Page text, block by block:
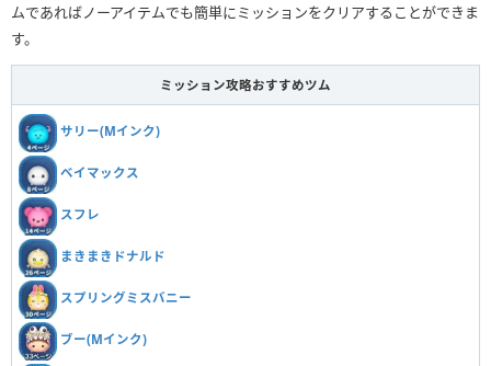
ムであればノーアイテムでも簡単にミッションをクリアすることができま
す。
ミッション攻略おすすめツム
サリー(Mインク)
ベイマックス
スフレ
まきまきドナルド
スプリングミスバニー
ブー(Mインク)